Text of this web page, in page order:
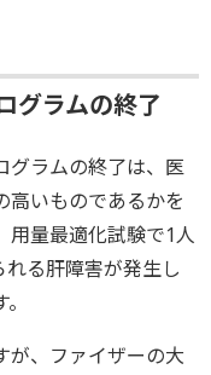
グラムの終了
グラムの終了は、医
高いものであるかを
用量最適化試験で1人
る肝障害が発生し
が、ファイザーの大